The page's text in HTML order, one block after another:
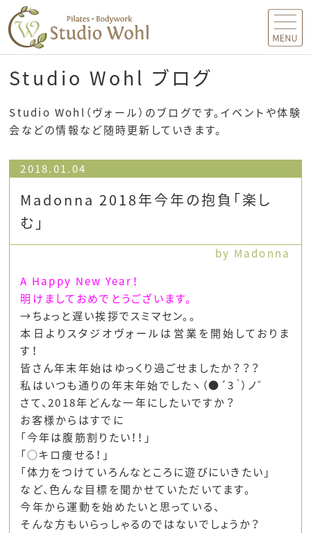
MENU
Studio Wohl ブログ
Studio Wohl（ヴォール）のブログです。イベントや体験
会などの情報など随時更新していきます。
2018.01.04
Madonna 2018年今年の抱負「楽し
む」
by Madonna
A Happy New Year！
明けましておめでとうございます。
→ちょっと遅い挨拶でスミマセン。。
本日よりスタジオヴォールは営業を開始しておりま
す！
皆さん年末年始はゆっくり過ごせましたか？？？
私はいつも通りの年末年始でしたヽ（●´3｀）ノ゛
さて、2018年どんな一年にしたいですか？
お客様からはすでに
「今年は腹筋割りたい！！」
「○キロ痩せる！」
「体力をつけていろんなところに遊びにいきたい」
など、色んな目標を聞かせていただいてます。
今年から運動を始めたいと思っている、
そんな方もいらっしゃるのではないでしょうか？